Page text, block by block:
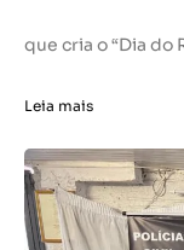
que cria o “Dia do
Leia mais